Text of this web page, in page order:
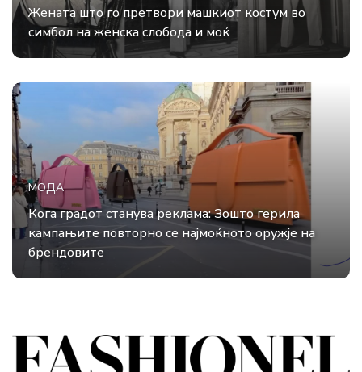
Жената што го претвори машкиот костум во
симбол на женска слобода и моќ
МОДА
Кога градот станува реклама: Зошто герила
кампањите повторно се најмоќното оружје на
брендовите